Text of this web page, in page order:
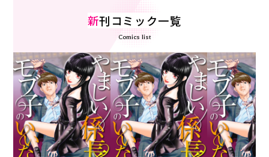
新刊コミック一覧
Comics list